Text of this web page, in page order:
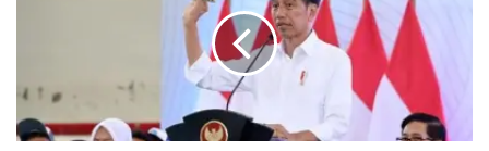
Pilpres
2024,
Jokowi: